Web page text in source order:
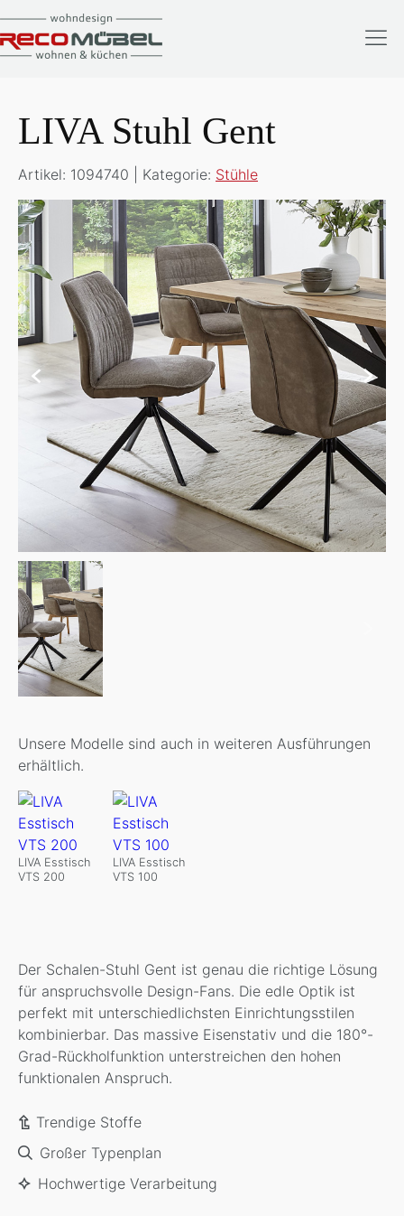
LIVA Stuhl Gent
Artikel: 1094740 | Kategorie: Stühle
Unsere Modelle sind auch in weiteren Ausführungen
erhältlich.
LIVA Esstisch
VTS 200
LIVA Esstisch
VTS 100
Der Schalen-Stuhl Gent ist genau die richtige Lösung
für anspruchsvolle Design-Fans. Die edle Optik ist
perfekt mit unterschiedlichsten Einrichtungsstilen
kombinierbar. Das massive Eisenstativ und die 180°-
Grad-Rückholfunktion unterstreichen den hohen
funktionalen Anspruch.
Trendige Stoffe
Großer Typenplan
Hochwertige Verarbeitung